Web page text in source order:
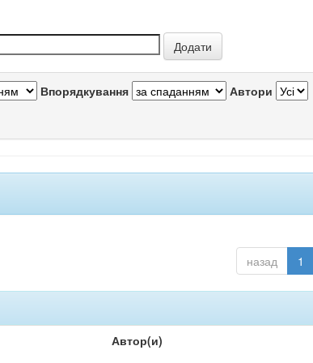
Впорядкування Автори
назад 1
Автор(и)